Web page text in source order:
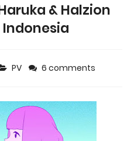
& Halzion
PV 6 comments